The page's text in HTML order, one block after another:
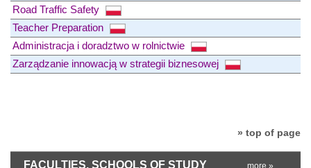
Road Traffic Safety
Teacher Preparation
Administracja i doradztwo w rolnictwie
Zarządzanie innowacją w strategii biznesowej
» top of page
FACULTIES, SCHOOLS OF STUDY more »